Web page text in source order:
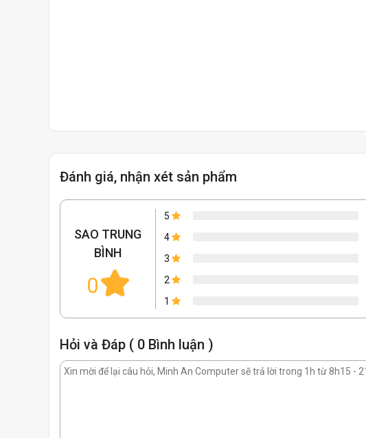
Đánh giá, nhận xét sản phẩm
SAO TRUNG
BÌNH
0
5
4
3
2
1
Hỏi và Đáp ( 0 Bình luận )